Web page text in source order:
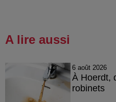
A lire aussi
6 août 2026
À Hoerdt,
robinets